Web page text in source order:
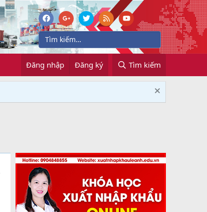
Đăng nhập Đăng ký Tìm kiếm